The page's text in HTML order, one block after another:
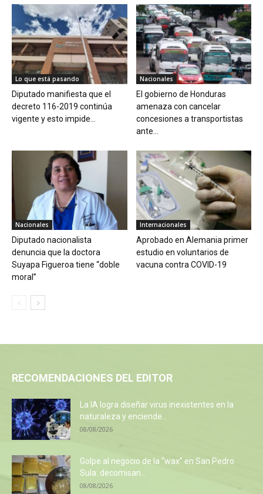
Lo que está pasando
Diputado manifiesta que el
decreto 116-2019 continúa
vigente y esto impide...
Nacionales
El gobierno de Honduras
amenaza con cancelar
concesiones a transportistas
ante...
Nacionales
Diputado nacionalista
denuncia que la doctora
Suyapa Figueroa tiene “doble
moral”
Internacionales
Aprobado en Alemania primer
estudio en voluntarios de
vacuna contra COVID-19
RECOMENDACIONES DEL EDITOR
La IA logra diseñar virus inexistentes en la
naturaleza y enciende...
08/08/2026
Golpe al negocio de la “wax” en San Pedro
Sula: decomisan...
08/08/2026